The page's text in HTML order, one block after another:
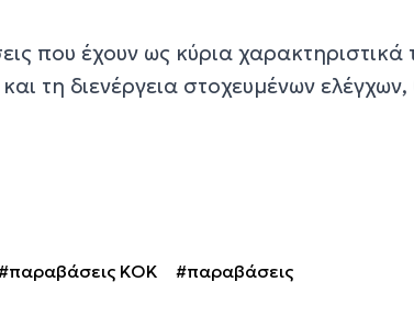
που έχουν ως κύρια χαρακτηριστικά
τη διενέργεια στοχευμένων
ΚΟΚ #παραβάσεις